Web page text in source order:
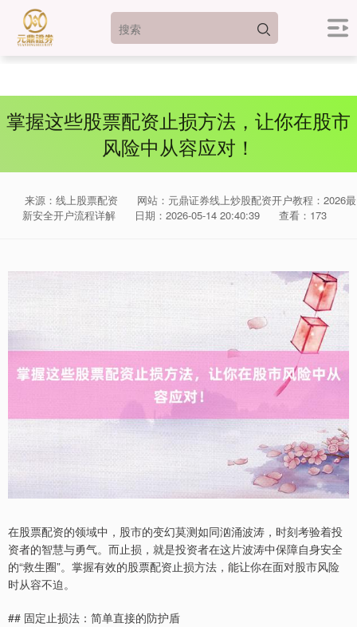
掌握这些股票配资止损方法，让你在股市
风险中从容应对！
来源：线上股票配资
网站：元鼎证券线上炒股配资开户教程：2026最
新安全开户流程详解
日期：2026-05-14 20:40:39 查看：173
在股票配资的领域中，股市的变幻莫测如同汹涌波涛，时刻考验着投
资者的智慧与勇气。而止损，就是投资者在这片波涛中保障自身安全
的“救生圈”。掌握有效的股票配资止损方法，能让你在面对股市风险
时从容不迫。
## 固定止损法：简单直接的防护盾